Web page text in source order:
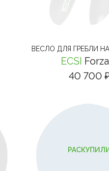
ВЕСЛО ДЛЯ ГРЕБЛИ
ECSI
40 700
РАСКУПИЛИ